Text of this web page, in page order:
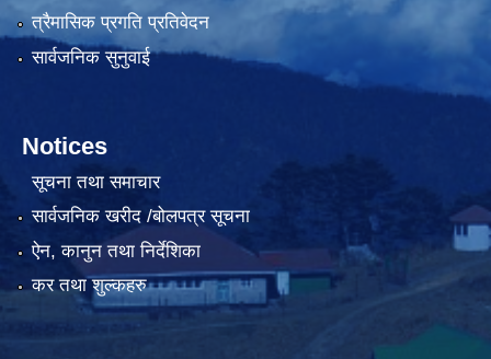
त्रैमासिक प्रगति प्रतिवेदन
सार्वजनिक सुनुवाई
Notices
सूचना तथा समाचार
सार्वजनिक खरीद /बोलपत्र सूचना
ऐन, कानुन तथा निर्देशिका
कर तथा शुल्कहरु